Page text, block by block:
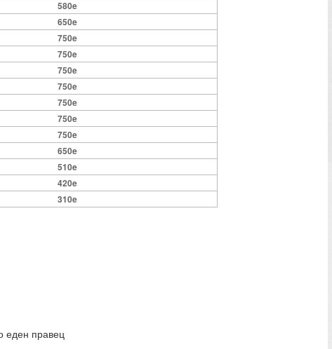
580e
650e
750e
750e
750e
750e
750e
750e
750e
650e
510e
420e
310e
еден правец